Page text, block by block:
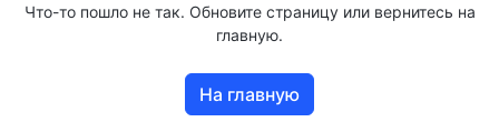
Что-то пошло не так. Обновите страницу или вернитесь на
главную.
На главную